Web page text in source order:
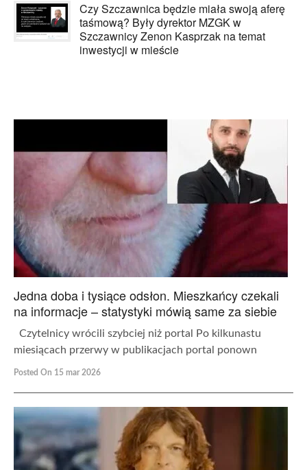
Czy Szczawnica będzie miała swoją aferę
taśmową? Były dyrektor MZGK w
Szczawnicy Zenon Kasprzak na temat
inwestycji w mieście
Jedna doba i tysiące odsłon. Mieszkańcy czekali
na informacje – statystyki mówią same za siebie
Czytelnicy wrócili szybciej niż portal Po kilkunastu
miesiącach przerwy w publikacjach portal ponown
Posted On 15 mar 2026